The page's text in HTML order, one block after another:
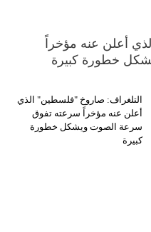
أعلن عنه مؤخراً
خطورة كبيرة
التلغراف: صاروخ "فلسطين" الذي
أعلن عنه مؤخراً سرعته تفوق
سرعة الصوت ويشكل خطورة
كبيرة